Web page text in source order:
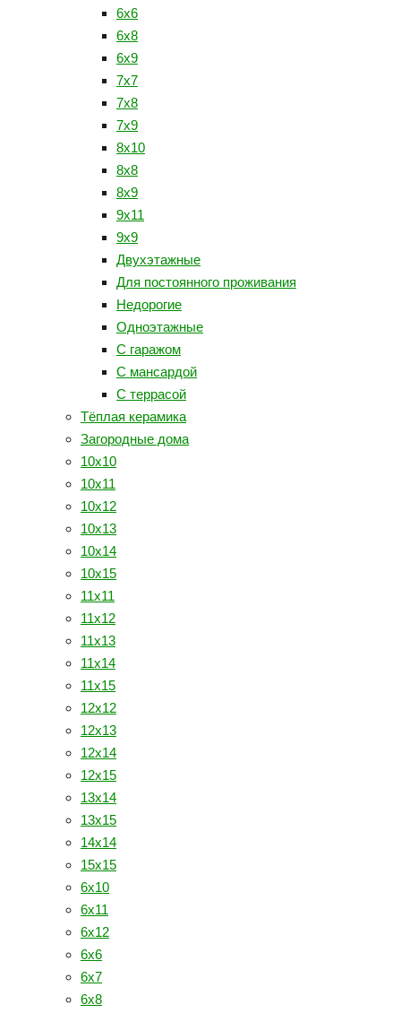
6x6
6x8
6x9
7x7
7x8
7x9
8x10
8x8
8x9
9x11
9x9
Двухэтажные
Для постоянного проживания
Недорогие
Одноэтажные
С гаражом
С мансардой
С террасой
Тёплая керамика
Загородные дома
10х10
10х11
10х12
10х13
10х14
10х15
11х11
11х12
11х13
11х14
11х15
12х12
12х13
12х14
12х15
13х14
13х15
14х14
15х15
6х10
6х11
6х12
6х6
6х7
6х8